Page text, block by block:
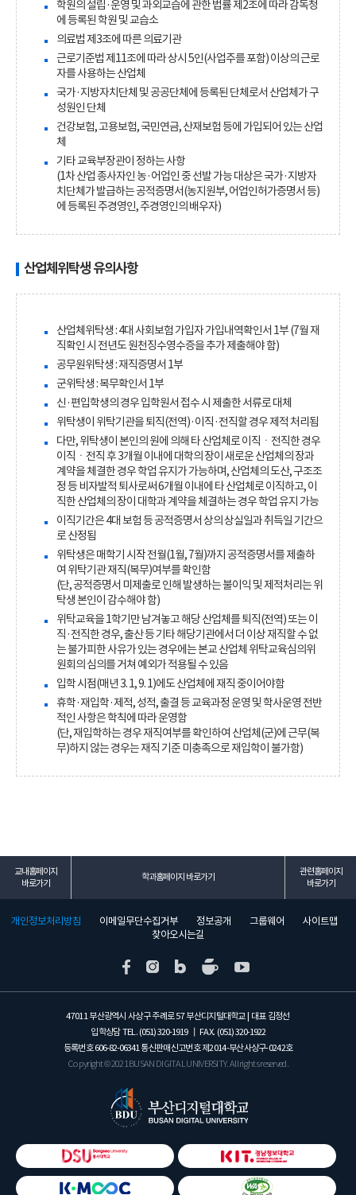
학원의 설립·운영 및 과외교습에 관한 법률 제2조에 따라 감독청
에 등록된 학원 및 교습소
의료법 제3조에 따른 의료기관
근로기준법 제11조에 따라 상시 5인(사업주를 포함) 이상의 근로
자를 사용하는 산업체
국가·지방자치단체 및 공공단체에 등록된 단체로서 산업체가 구
성원인 단체
건강보험, 고용보험, 국민연금, 산재보험 등에 가입되어 있는 산업
체
기타 교육부장관이 정하는 사항
(1차 산업 종사자인 농·어업인 중 선발 가능 대상은 국가·지방자
치단체가 발급하는 공적증명서(농지원부, 어업인허가증명서 등)
에 등록된 주경영인, 주경영인의 배우자)
산업체위탁생 유의사항
산업체위탁생 : 4대 사회보험 가입자 가입내역확인서 1부 (7월 재
직확인 시 전년도 원천징수영수증을 추가 제출해야 함)
공무원위탁생 : 재직증명서 1부
군위탁생 : 복무확인서 1부
신·편입학생의 경우 입학원서 접수 시 제출한 서류로 대체
위탁생이 위탁기관을 퇴직(전역)·이직·전직할 경우 제적 처리됨
다만, 위탁생이 본인의 원에 의해 타 산업체로 이직ㆍ전직한 경우
이직ㆍ전직 후 3개월 이내에 대학의 장이 새로운 산업체의 장과
계약을 체결한 경우 학업 유지가 가능하며, 산업체의 도산, 구조조
정 등 비자발적 퇴사로써 6개월 이내에 타 산업체로 이직하고, 이
직한 산업체의 장이 대학과 계약을 체결하는 경우 학업 유지 가능
이직기간은 4대 보험 등 공적증명서 상의 상실일과 취득일 기간으
로 산정됨
위탁생은 매학기 시작 전월(1월, 7월)까지 공적증명서를 제출하
여 위탁기관 재직(복무)여부를 확인함
(단, 공적증명서 미제출로 인해 발생하는 불이익 및 제적처리는 위
탁생 본인이 감수해야 함)
위탁교육을 1학기만 남겨놓고 해당 산업체를 퇴직(전역) 또는 이
직·전직한 경우, 출산 등 기타 해당기관에서 더 이상 재직할 수 없
는 불가피한 사유가 있는 경우에는 본교 산업체 위탁교육심의위
원회의 심의를 거쳐 예외가 적용될 수 있음
입학 시점(매년 3. 1, 9. 1)에도 산업체에 재직 중이어야함
휴학·재입학·제적, 성적, 출결 등 교육과정 운영 및 학사운영 전반
적인 사항은 학칙에 따라 운영함
(단, 재입학하는 경우 재직여부를 확인하여 산업체(군)에 근무(복
무)하지 않는 경우는 재직 기준 미충족으로 재입학이 불가함)
교내홈페이지
바로가기
학과홈페이지 바로가기
관련홈페이지
바로가기
개인정보처리방침 이메일무단수집거부 정보공개 그룹웨어
사이트맵
찾아오시는길
47011 부산광역시 사상구 주례로 57 부산디지털대학교 | 대표 김정선
입학상담 TEL. (051) 320-1919┃ FAX. (051) 320-1922
등록번호606-82-06341통신판매신고번호 제2014-부산사상구-0242호
Copyright © 2021 BUSAN DIGITAL UNIVERSITY. All rights reserved.